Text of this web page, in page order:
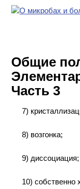
ПОСУДА
ФАКТОРЫ
МЕТОДЫ
ХИМИИ
ХИМИЯ НА
Общие
Часть 3
7)
8) возгонка;
9) диссоциация;
10) собственно